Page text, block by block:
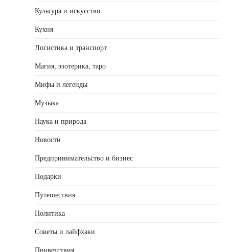
Культура и искусство
Кухня
Логистика и транспорт
Магия, эзотерика, таро
Мифы и легенды
Музыка
Наука и природа
Новости
Предпринимательство и бизнес
Подарки
Путешествия
Политика
Советы и лайфхаки
Приветствия